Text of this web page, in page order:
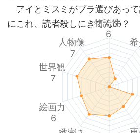
アイとミスミがブラ選びあっ
にこれ、読者殺しにきてんの？
物語性
6
人物像
7
世界観
7
絵画力
6